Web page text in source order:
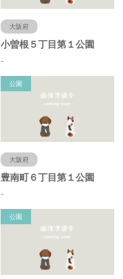
大阪府
小曽根５丁目第１公園
-
公園
大阪府
豊南町６丁目第１公園
-
公園